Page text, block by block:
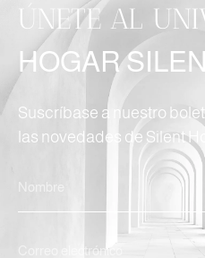
ÚNETE AL
HOGAR
Suscríbase a nuestro
las novedades de Silent